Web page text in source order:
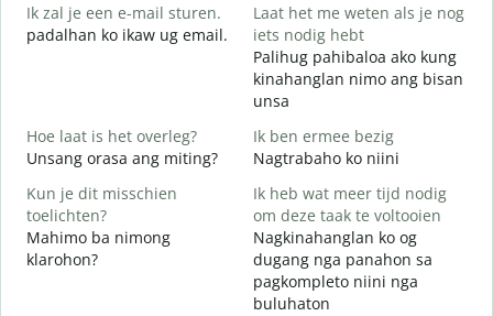
Ik zal je een e-mail sturen.
padalhan ko ikaw ug email.
Laat het me weten als je nog
iets nodig hebt
Palihug pahibaloa ako kung
kinahanglan nimo ang bisan
unsa
Hoe laat is het overleg?
Unsang orasa ang miting?
Ik ben ermee bezig
Nagtrabaho ko niini
Kun je dit misschien
toelichten?
Mahimo ba nimong
klarohon?
Ik heb wat meer tijd nodig
om deze taak te voltooien
Nagkinahanglan ko og
dugang nga panahon sa
pagkompleto niini nga
buluhaton